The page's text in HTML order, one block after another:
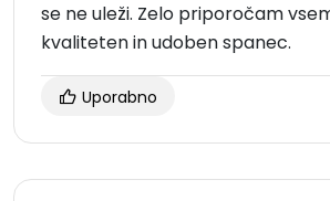
se ne uleži. Zelo priporočam
kvaliteten in udoben spanec.
Uporabno